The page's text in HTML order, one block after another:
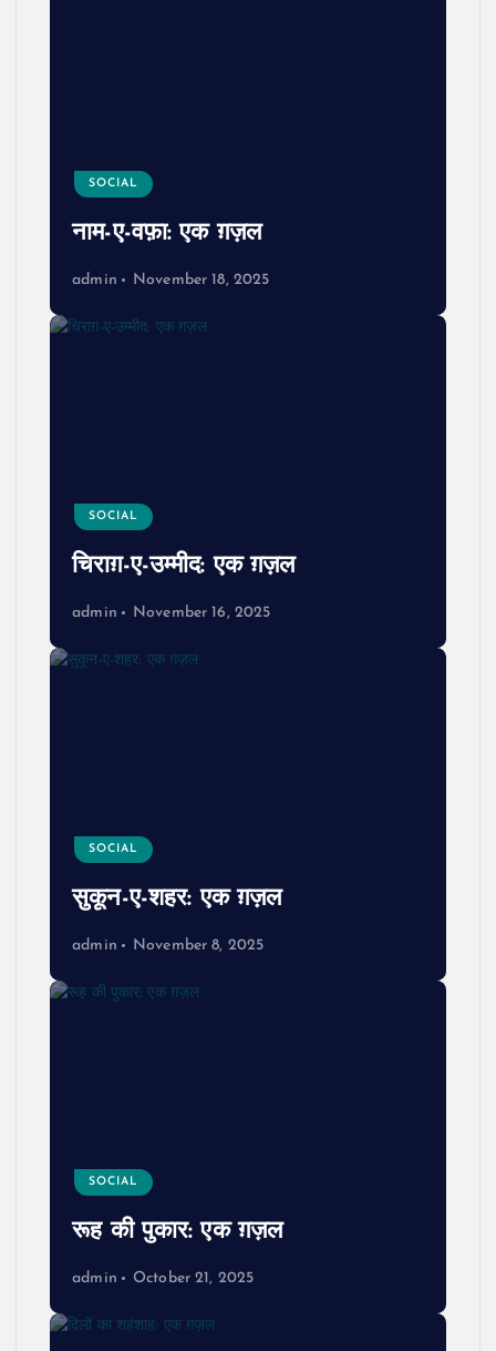
SOCIAL
नाम-ए-वफ़ा: एक ग़ज़ल
admin November 18, 2025
SOCIAL
चिराग़-ए-उम्मीद: एक ग़ज़ल
admin November 16, 2025
SOCIAL
सुकून-ए-शहर: एक ग़ज़ल
admin November 8, 2025
SOCIAL
रूह की पुकार: एक ग़ज़ल
admin October 21, 2025